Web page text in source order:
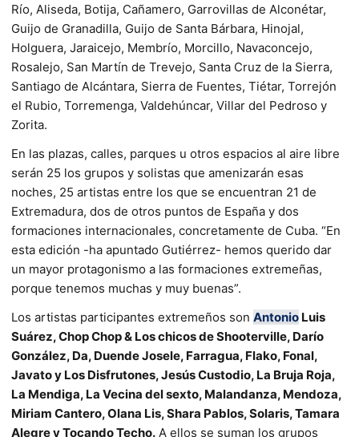
Río, Aliseda, Botija, Cañamero, Garrovillas de Alconétar,
Guijo de Granadilla, Guijo de Santa Bárbara, Hinojal,
Holguera, Jaraicejo, Membrío, Morcillo, Navaconcejo,
Rosalejo, San Martín de Trevejo, Santa Cruz de la Sierra,
Santiago de Alcántara, Sierra de Fuentes, Tiétar, Torrejón
el Rubio, Torremenga, Valdehúncar, Villar del Pedroso y
Zorita.
En las plazas, calles, parques u otros espacios al aire libre
serán 25 los grupos y solistas que amenizarán esas
noches, 25 artistas entre los que se encuentran 21 de
Extremadura, dos de otros puntos de España y dos
formaciones internacionales, concretamente de Cuba. “En
esta edición -ha apuntado Gutiérrez- hemos querido dar
un mayor protagonismo a las formaciones extremeñas,
porque tenemos muchas y muy buenas”.
Los artistas participantes extremeños son Antonio Luis
Suárez, Chop Chop & Los chicos de Shooterville, Darío
González, Da, Duende Josele, Farragua, Flako, Fonal,
Javato y Los Disfrutones, Jesús Custodio, La Bruja Roja,
La Mendiga, La Vecina del sexto, Malandanza, Mendoza,
Miriam Cantero, Olana Lis, Shara Pablos, Solaris, Tamara
Alegre y Tocando Techo. A ellos se suman los grupos